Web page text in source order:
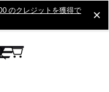
のクレジットを獲得で